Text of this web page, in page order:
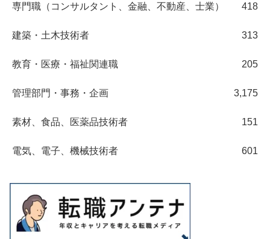
専門職（コンサルタント、金融、不動産、士業） 418
建築・土木技術者 313
教育・医療・福祉関連職 205
管理部門・事務・企画 3,175
素材、食品、医薬品技術者 151
電気、電子、機械技術者 601